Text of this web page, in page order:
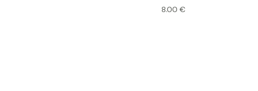
8.00€